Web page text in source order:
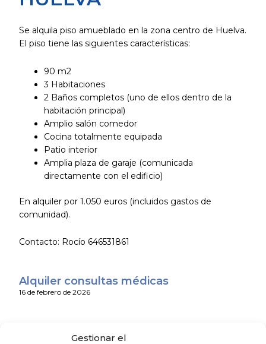
Gestionar el
Se alquila piso amueblado en la zona centro de Huelva.
El piso tiene las siguientes características:
90 m2
3 Habitaciones
2 Baños completos (uno de ellos dentro de la
habitación principal)
Amplio salón comedor
Cocina totalmente equipada
Patio interior
Amplia plaza de garaje (comunicada
directamente con el edificio)
En alquiler por 1.050 euros (incluidos gastos de
comunidad).
Contacto: Rocío 646531861
Alquiler consultas médicas
16 de febrero de 2026